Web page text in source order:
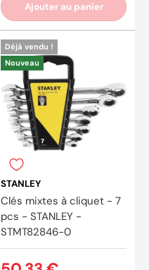
Ajouter au panier
Déjà vendu !
Nouveau
STANLEY
Clés mixtes à cliquet - 7
pcs - STANLEY -
STMT82846-0